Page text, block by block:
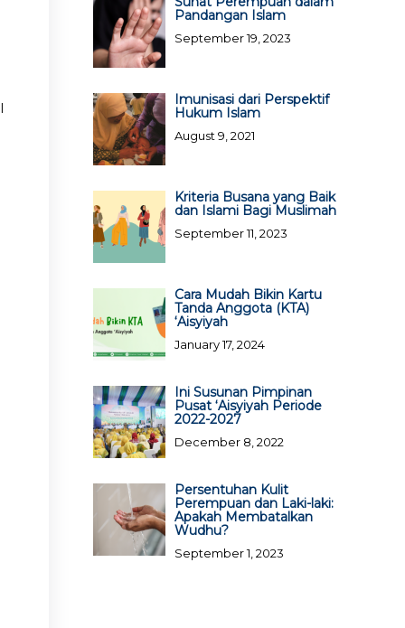
Pandangan Islam
September 19, 2023
Imunisasi dari Perspektif
Hukum Islam
August 9, 2021
Kriteria Busana yang Baik
dan Islami Bagi Muslimah
September 11, 2023
Cara Mudah Bikin Kartu
Tanda Anggota (KTA)
‘Aisyiyah
January 17, 2024
Ini Susunan Pimpinan
Pusat ‘Aisyiyah Periode
2022-2027
December 8, 2022
Persentuhan Kulit
Perempuan dan Laki-laki:
Apakah Membatalkan
Wudhu?
September 1, 2023